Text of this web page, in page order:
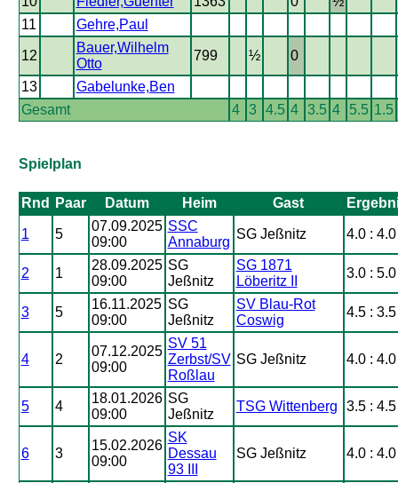
11
Gehre,Paul
12
Bauer,Wilhelm
Otto
799 ½ 0
13
Gabelunke,Ben
Gesamt
4 3 4.5 4 3.5 4 5.5 1.5
Spielplan
Rnd Paar Datum Heim Gast
1 5
07.09.2025
09:00
SSC
Annaburg
SG Jeßnitz 4.0 : 4.0
2 1
28.09.2025
09:00
SG
Jeßnitz
SG 1871
Löberitz II
3.0 : 5.0
3 5
16.11.2025
09:00
SG
Jeßnitz
SV Blau-Rot
Coswig
4.5 : 3.5
4 2
07.12.2025
09:00
SV 51
Zerbst/SV
Roßlau
SG Jeßnitz 4.0 : 4.0
5 4
18.01.2026
09:00
SG
Jeßnitz
TSG Wittenberg 3.5 : 4.5
6 3
15.02.2026
09:00
SK
Dessau
93 III
SG Jeßnitz 4.0 : 4.0